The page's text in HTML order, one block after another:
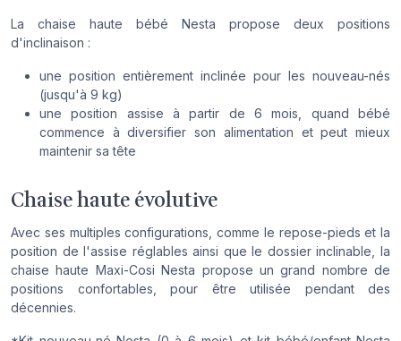
La chaise haute bébé Nesta propose deux positions
d'inclinaison :
une position entièrement inclinée pour les nouveau-nés
(jusqu'à 9 kg)
une position assise à partir de 6 mois, quand bébé
commence à diversifier son alimentation et peut mieux
maintenir sa tête
Chaise haute évolutive
Avec ses multiples configurations, comme le repose-pieds et la
position de l'assise réglables ainsi que le dossier inclinable, la
chaise haute Maxi-Cosi Nesta propose un grand nombre de
positions confortables, pour être utilisée pendant des
décennies.